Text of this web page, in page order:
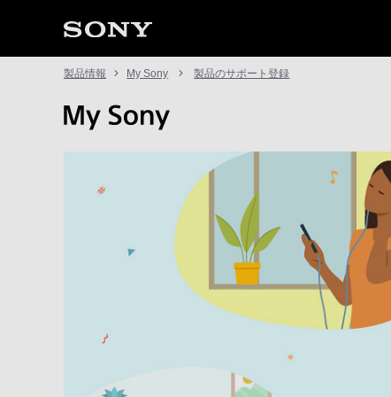
製品情報 My Sony 製品のサポート登録